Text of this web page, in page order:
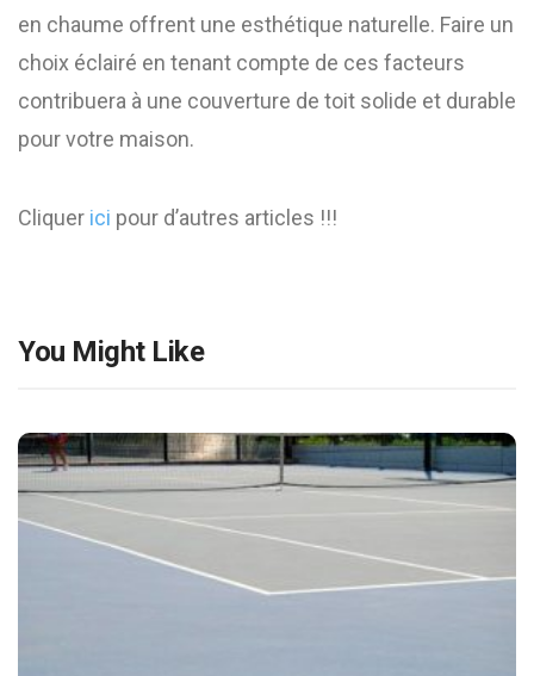
en chaume offrent une esthétique naturelle. Faire un
choix éclairé en tenant compte de ces facteurs
contribuera à une couverture de toit solide et durable
pour votre maison.
Cliquer ici pour d’autres articles !!!
You Might Like